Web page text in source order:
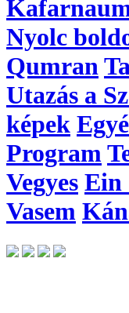
Nyolc
Qumran
Utazás a
képek
Program
Vegyes Ein
Vasem